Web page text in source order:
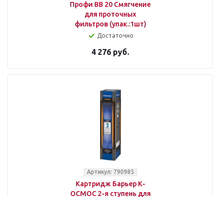
Профи BB 20 Смягчение
для проточных
фильтров (упак.:1шт)
Достаточно
4 276 руб.
Артикул: 790985
Картридж Барьер К-
ОСМОС 2-я ступень для